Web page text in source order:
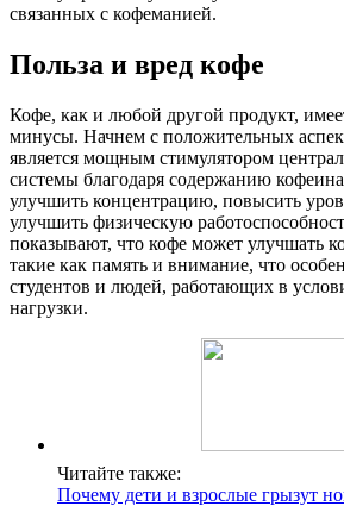
связанных с кофеманией.
Польза и вред кофе
Кофе, как и любой другой продукт,
минусы. Начнем с положительных
является мощным стимулятором
системы благодаря содержанию
улучшить концентрацию, повысить
улучшить физическую
показывают, что кофе может улучшать
такие как память и внимание, что
студентов и людей, работающих в
нагрузки.
Читайте также:
Почему дети и взрослые грызут